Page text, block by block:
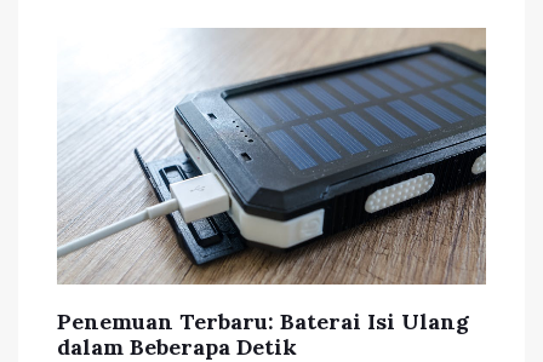
Penemuan Terbaru: Baterai Isi Ulang
dalam Beberapa Detik